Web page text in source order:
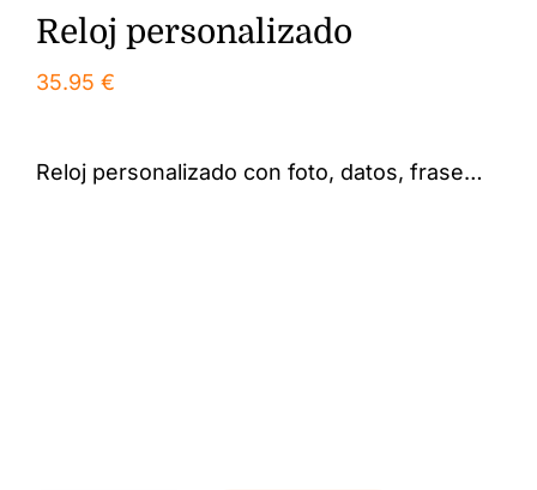
Reloj personalizado
35.95 €
Reloj personalizado con foto, datos, frase…